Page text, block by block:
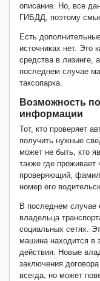
описание. Но, все
ГИБДД, поэтому
Есть
источниках нет. Это
средства в лизинге,
последнем случае
таксопарка.
Возможность
информации
Тот, кто проверяет
получить нужные
может не быть, кто
также где
проверяющий,
номер его
В последнем случае
владельца
социальных сетях.
машина находится в
действия. Новые
заключения
всегда, но может